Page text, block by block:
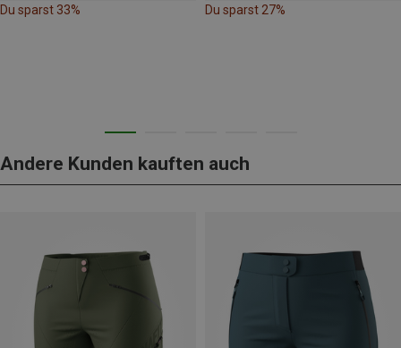
Du sparst 33% Du sparst 27%
Andere Kunden kauften auch